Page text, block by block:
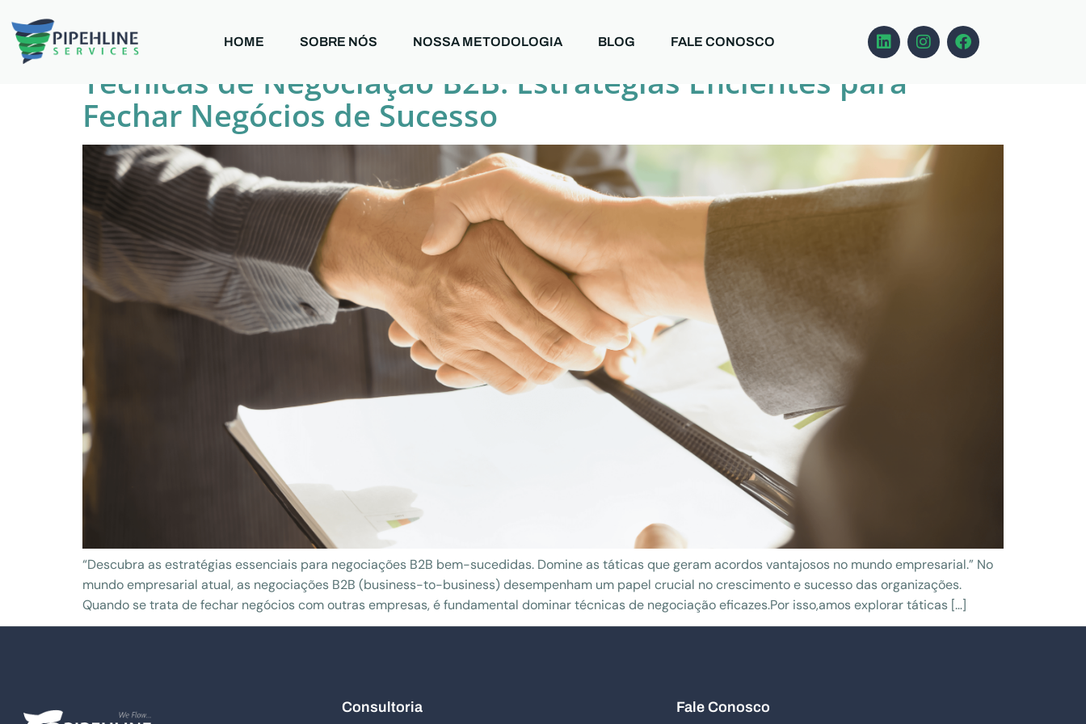
HOME SOBRE NÓS NOSSA METODOLOGIA BLOG FALE CONOSCO
Tag: empresas b2b
Técnicas de Negociação B2B: Estratégias Eficientes para
Fechar Negócios de Sucesso
“Descubra as estratégias essenciais para negociações B2B bem-sucedidas. Domine as táticas que geram acordos vantajosos no mundo empresarial.” No
mundo empresarial atual, as negociações B2B (business-to-business) desempenham um papel crucial no crescimento e sucesso das organizações.
Quando se trata de fechar negócios com outras empresas, é fundamental dominar técnicas de negociação eficazes.Por isso,amos explorar táticas […]
Consultoria Fale Conosco